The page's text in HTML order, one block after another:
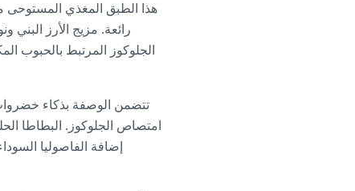
هذا الطبق المغذي
رائعة. مزيج الأرز
تتضمن الوصفة بذكاء خضروات
امتصاص الجلوكوز. البطاطا
إضافة الفاصوليا